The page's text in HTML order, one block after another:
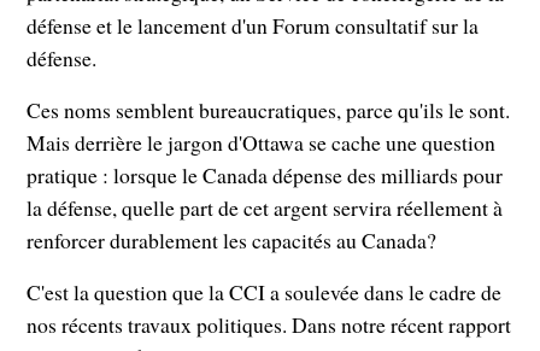
défense et le lancement d'un Forum consultatif sur la
défense.
Ces noms semblent bureaucratiques, parce qu'ils le sont.
Mais derrière le jargon d'Ottawa se cache une question
pratique : lorsque le Canada dépense des milliards pour
la défense, quelle part de cet argent servira réellement à
renforcer durablement les capacités au Canada?
C'est la question que la CCI a soulevée dans le cadre de
nos récents travaux politiques. Dans notre récent rapport